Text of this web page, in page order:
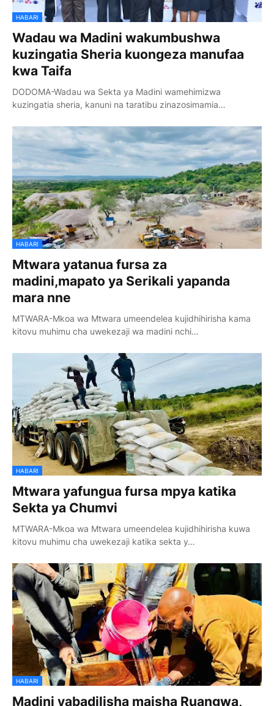
HABARI
Wadau wa Madini wakumbushwa
kuzingatia Sheria kuongeza manufaa
kwa Taifa
DODOMA-Wadau wa Sekta ya Madini wamehimizwa
kuzingatia sheria, kanuni na taratibu zinazosimamia…
HABARI
Mtwara yatanua fursa za
madini,mapato ya Serikali yapanda
mara nne
MTWARA-Mkoa wa Mtwara umeendelea kujidhihirisha kama
kitovu muhimu cha uwekezaji wa madini nchi…
HABARI
Mtwara yafungua fursa mpya katika
Sekta ya Chumvi
MTWARA-Mkoa wa Mtwara umeendelea kujidhihirisha kuwa
kitovu muhimu cha uwekezaji katika sekta y…
HABARI
Madini yabadilisha maisha Ruangwa,